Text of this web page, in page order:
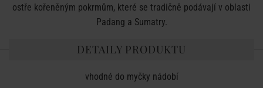
ostře kořeněným pokrmům, které se tradičně podávají v oblasti
Padang a Sumatry.
DETAILY PRODUKTU
vhodné do myčky nádobí